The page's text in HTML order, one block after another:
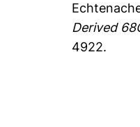
Derived
4922.